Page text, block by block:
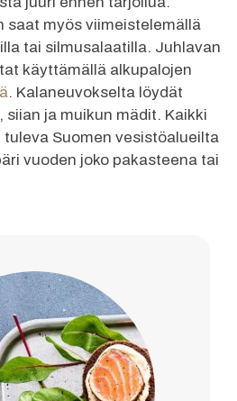
saat myös viimeistelemällä
tai silmusalaatilla. Juhlavan
käyttämällä alkupalojen
. Kalaneuvokselta löydät
siian ja muikun mädit. Kaikki
Suomen vesistöalueilta
vuoden joko pakasteena tai